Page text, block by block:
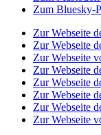
Zum Bluesky-
Zur Webseite
Zur Webseite
Zur Webseite
Zur Webseite
Zur Webseite
Zur Webseite
Zur Webseite
Zur Webseite